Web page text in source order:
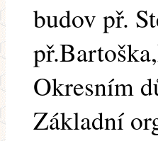
budov př.
Okresním
Základní